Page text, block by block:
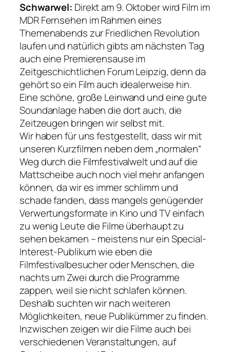
Schwarwel: Direkt am 9. Oktober wird Film im
MDR Fernsehen im Rahmen eines
Themenabends zur Friedlichen Revolution
laufen und natürlich gibts am nächsten Tag
auch eine Premierensause im
Zeitgeschichtlichen Forum Leipzig, denn da
gehört so ein Film auch idealerweise hin.
Eine schöne, große Leinwand und eine gute
Soundanlage haben die dort auch, die
Zeitzeugen bringen wir selbst mit.
Wir haben für uns festgestellt, dass wir mit
unseren Kurzfilmen neben dem „normalen“
Weg durch die Filmfestivalwelt und auf die
Mattscheibe auch noch viel mehr anfangen
können, da wir es immer schlimm und
schade fanden, dass mangels genügender
Verwertungsformate in Kino und TV einfach
zu wenig Leute die Filme überhaupt zu
sehen bekamen – meistens nur ein Special-
Interest-Publikum wie eben die
Filmfestivalbesucher oder Menschen, die
nachts um Zwei durch die Programme
zappen, weil sie nicht schlafen können.
Deshalb suchten wir nach weiteren
Möglichkeiten, neue Publikümmer zu finden.
Inzwischen zeigen wir die Filme auch bei
verschiedenen Veranstaltungen, auf